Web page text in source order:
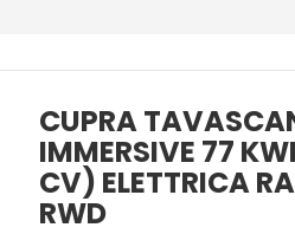
CUPRA
IMMERSIVE 77
CV) ELETTRICA
RWD